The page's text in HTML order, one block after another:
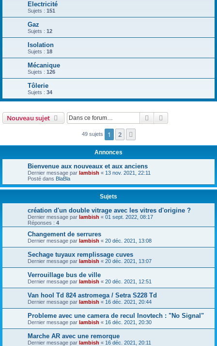
Electricité
Sujets : 151
Gaz
Sujets : 12
Isolation
Sujets : 18
Mécanique
Sujets : 126
Tôlerie
Sujets : 34
Nouveau sujet Rechercher
49 sujets 1 2
Annonces
Bienvenue aux nouveaux et aux anciens
Dernier message par lambish « 13 nov. 2021, 22:11
Posté dans BlaBla
Sujets
création d'un double vitrage avec les vitres d'origine ?
Dernier message par lambish « 01 sept. 2022, 08:17
Réponses : 4
Changement de serrures
Dernier message par lambish « 20 déc. 2021, 13:08
Sechage tuyaux remplissage cuves
Dernier message par lambish « 20 déc. 2021, 13:07
Verrouillage bus de ville
Dernier message par lambish « 20 déc. 2021, 12:51
Van hool Td 824 astromega / Setra S228 Td
Dernier message par lambish « 16 déc. 2021, 20:44
Probleme avec une camera de recul Inovtech : "No Signal"
Dernier message par lambish « 16 déc. 2021, 20:30
Marche AR avec une remorque
Dernier message par lambish « 16 déc. 2021, 20:11